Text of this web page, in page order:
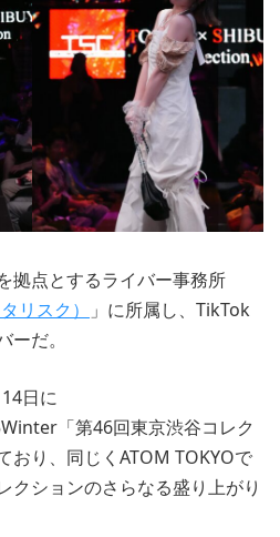
拠点とするライバー事務所
リスク）
」に所属し、TikTok
だ。
日に
「第46回東京渋谷コレク
おり、同じくATOM TOKYOで
クションのさらなる盛り上がり